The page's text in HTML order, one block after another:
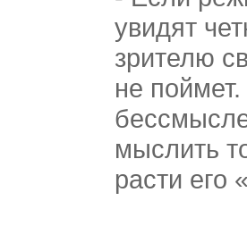
увидят
зрителю
не поймет.
мыслить
расти его